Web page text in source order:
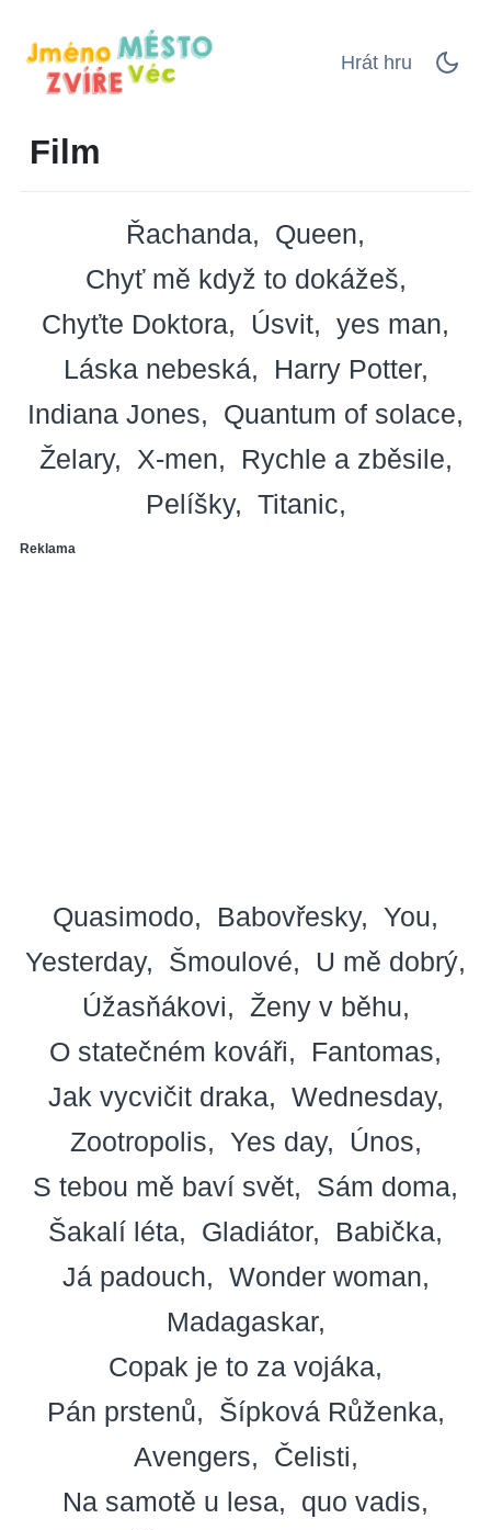
Hrát hru
Film
Řachanda
Queen
Chyť mě když to dokážeš
Chyťte Doktora
Úsvit
yes man
Láska nebeská
Harry Potter
Indiana Jones
Quantum of solace
Želary
X-men
Rychle a zběsile
Pelíšky
Titanic
Reklama
Quasimodo Babovřesky
You
Yesterday
Šmoulové
U mě dobrý
Úžasňákovi
Ženy v běhu
O statečném kováři
Fantomas
Jak vycvičit draka
Wednesday
Zootropolis
Yes day
Únos
S tebou mě baví svět
Sám doma
Šakalí léta
Gladiátor
Babička
Já padouch
Wonder woman
Madagaskar
Copak je to za vojáka
Pán prstenů
Šípková Růženka
Avengers
Čelisti
Na samotě u lesa
quo vadis